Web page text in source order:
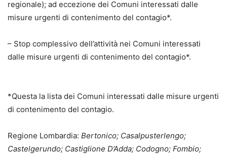
regionale); ad eccezione dei Comuni interessati dalle
misure urgenti di contenimento del contagio*.
– Stop complessivo dell’attività nei Comuni interessati
dalle misure urgenti di contenimento del contagio*.
*Questa la lista dei Comuni interessati dalle misure urgenti
di contenimento del contagio.
Regione Lombardia: Bertonico; Casalpusterlengo;
Castelgerundo; Castiglione D’Adda; Codogno; Fombio;